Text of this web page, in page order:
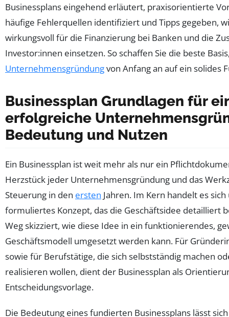
Businessplans eingehend erläutert, praxisorientierte
häufige Fehlerquellen identifiziert und Tipps gegeben,
wirkungsvoll für die Finanzierung bei Banken und die
Investor:innen einsetzen. So schaffen Sie die beste
Unternehmensgründungvon Anfang an auf ein solides
Businessplan Grundlagen für
erfolgreiche
Bedeutung und Nutzen
Ein Businessplan ist weit mehr als nur ein
Herzstück jeder Unternehmensgründung und das
Steuerung in den ersten Jahren. Im Kern handelt es
formuliertes Konzept, das die Geschäftsidee detailliert
Weg skizziert, wie diese Idee in ein funktionierendes,
Geschäftsmodell umgesetzt werden kann. Für
sowie für Berufstätige, die sich selbstständig machen
realisieren wollen, dient der Businessplan als
Entscheidungsvorlage.
Die Bedeutung eines fundierten Businessplans lässt